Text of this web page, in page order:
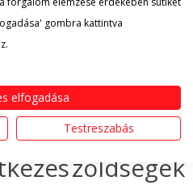
ebéd
hogyan
zöldségek
gombra kattintva
elfogadása
Testreszabás